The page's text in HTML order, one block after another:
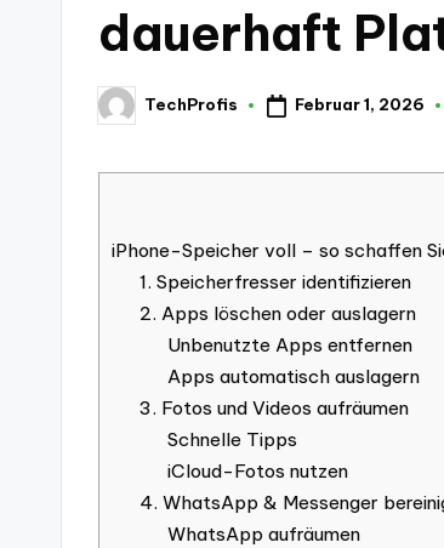
dauerhaft
Posted
by
TechProfis Februar 1, 2026
iPhone-Speicher voll – so schaffen
1. Speicherfresser identifizieren
2. Apps löschen oder auslagern
Unbenutzte Apps entfernen
Apps automatisch auslagern
3. Fotos und Videos aufräumen
Schnelle Tipps
iCloud-Fotos nutzen
4. WhatsApp & Messenger
WhatsApp aufräumen